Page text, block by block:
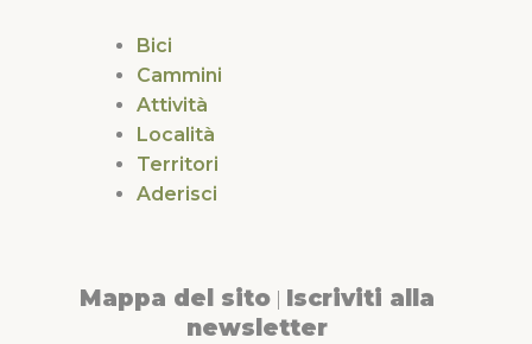
Bici
Cammini
Attività
Località
Territori
Aderisci
Mappa del sito Iscriviti alla
newsletter